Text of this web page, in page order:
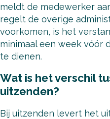
meldt de medewerker
regelt de overige
voorkomen, is het
minimaal een week vóór
te dienen.
Wat is het verschil
uitzenden?
Bij uitzenden levert het